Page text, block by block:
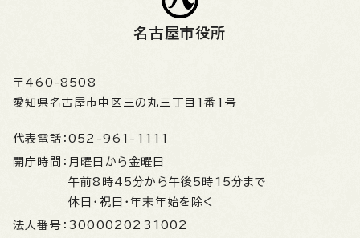
名古屋市役所
〒460-8508
愛知県名古屋市中区三の丸三丁目1番1号
代表電話： 052-961-1111
開庁時間： 月曜日から金曜日
午前8時45分から午後5時15分まで
休日・祝日・年末年始を除く
法人番号： 3000020231002